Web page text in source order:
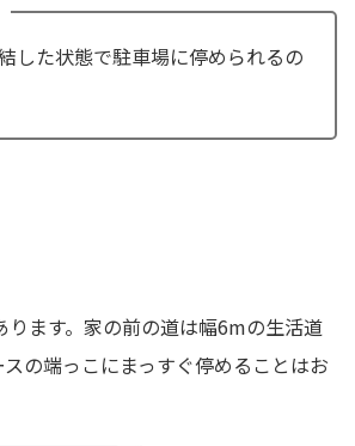
した状態で駐車場に停められるの
ります。家の前の道は幅6mの生活道
の端っこにまっすぐ停めることはお